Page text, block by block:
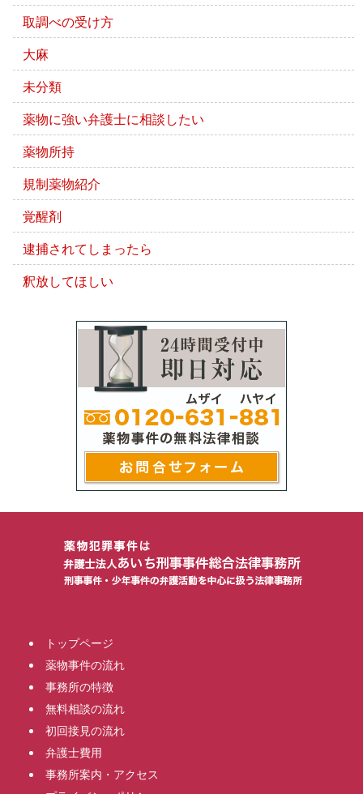
取調べの受け方
大麻
未分類
薬物に強い弁護士に相談したい
薬物所持
規制薬物紹介
覚醒剤
逮捕されてしまったら
釈放してほしい
トップページ
薬物事件の流れ
事務所の特徴
無料相談の流れ
初回接見の流れ
弁護士費用
事務所案内・アクセス